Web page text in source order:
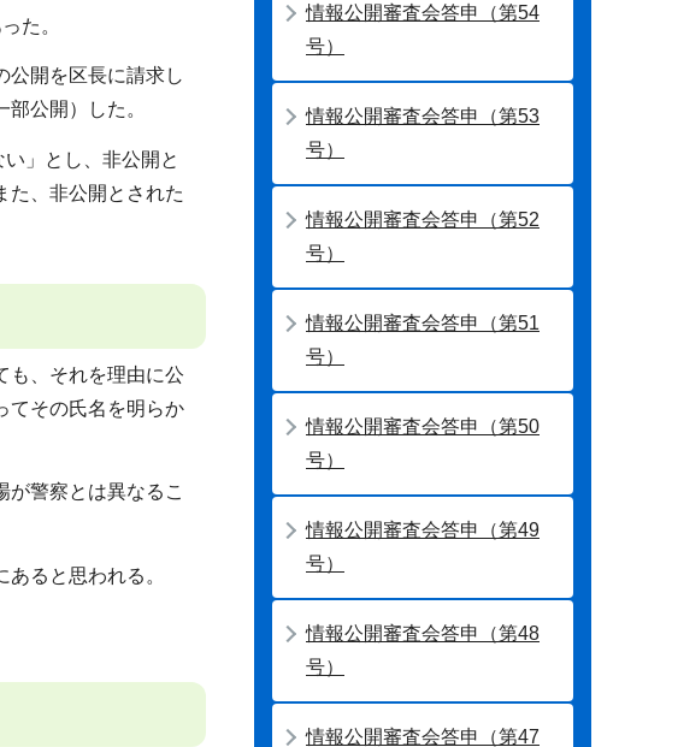
た。
開を区長に請求し
公開）した。
」とし、非公開と
た、非公開とされた
も、それを理由に公
てその氏名を明らか
警察とは異なるこ
ると思われる。
情報公開審査会答申（第54
号）
情報公開審査会答申（第53
号）
情報公開審査会答申（第52
号）
情報公開審査会答申（第51
号）
情報公開審査会答申（第50
号）
情報公開審査会答申（第49
号）
情報公開審査会答申（第48
号）
情報公開審査会答申（第47